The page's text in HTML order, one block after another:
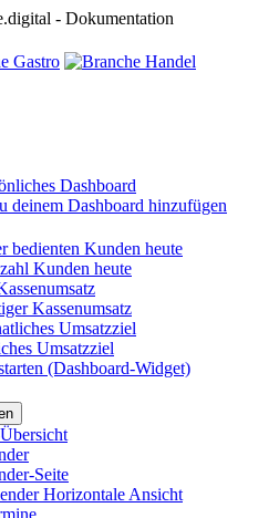
- Dokumentation
Dashboard
deinem Dashboard hinzufügen
bedienten Kunden heute
Kunden heute
Kassenumsatz
Umsatzziel
Umsatzziel
(Dashboard-Widget)
Seite
Horizontale Ansicht